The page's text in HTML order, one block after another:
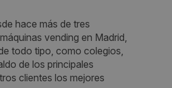
hace más de tres
vending en Madrid,
todo tipo, como colegios,
de los principales
clientes los mejores